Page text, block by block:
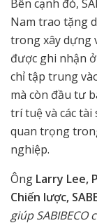
Bên cạnh đó,
Nam trao tặng
trong xây dựng
được ghi nhận
chỉ tập trung
mà còn đầu tư
trí tuệ và các tài
quan trọng
nghiệp.
Ông Larry Lee,
Chiến lược,
giúp